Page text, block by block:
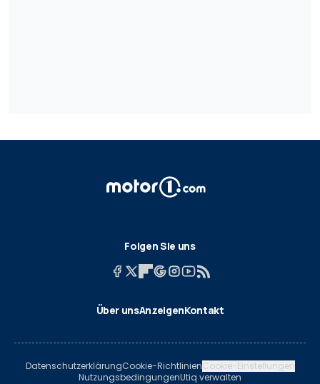
Folgen Sie uns
Über unsAnzeigenKontakt
DatenschutzerklärungCookie-RichtlinienCookie-Einstellungen
NutzungsbedingungenUtiq verwalten